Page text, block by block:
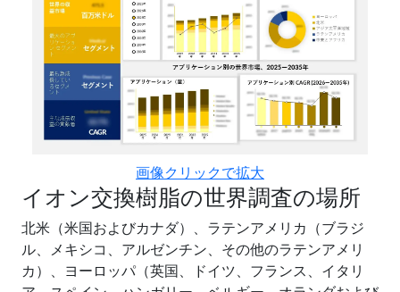
画像クリックで拡大
イオン交換樹脂の世界調査の場所
北米（米国およびカナダ）、ラテンアメリカ（ブラジ
ル、メキシコ、アルゼンチン、その他のラテンアメリ
カ）、ヨーロッパ（英国、ドイツ、フランス、イタリ